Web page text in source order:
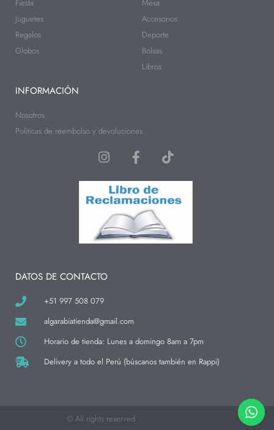
Fiesta
Juguetes
Regalos
Globos
Mesa
Accesorios
Deporte
Bolsas
Libros
INFORMACIÓN
Nosotros
Politicas de reembolso y devoluciones
I
s
t
a
g
r
a
F
a
c
e
b
o
o
k
T
i
k
t
o
DATOS DE CONTACTO
+51 997 508 079
algarabiatienda@gmail.com
Horario de tienda: Lunes a domingo 8am a 7pm
Delivery a todo el Perú (búscanos también en Rappi)
© All rights reserved